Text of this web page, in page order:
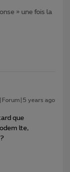
» une fois la
years ago
que
lte,